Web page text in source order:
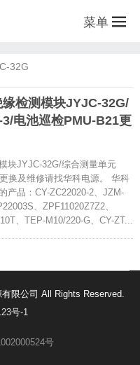
菜单
32G
检测模块JYJC-32G/
电池巡检PMU-B21更
块JYJC-32G/综合测量单元
换及维修请找华科电源。 华科
产品：CY-ZC22020-2、JZM-
、ZPF11020Z7Z2、
、TEP-M10/220-G、CY-ZT...
限公司 All Rights Reserved.
号-1
号